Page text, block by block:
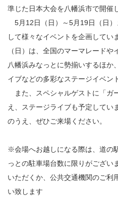
準じた日本大会を八幡浜市で開催
5月12日（日）～5月19日（日）
して様々なイベントを企画してい
（日）は、全国のマーマレード
八幡浜みなっとに勢揃いするほか
イブなどの多彩なステージイベン
また、スペシャルゲストに「ガ
え、ステージライブも予定してい
のうえ、ぜひご来場ください。
※会場へお越しになる際は、道の
っとの駐車場台数に限りがござい
いただくか、公共交通機関のご利
い致します